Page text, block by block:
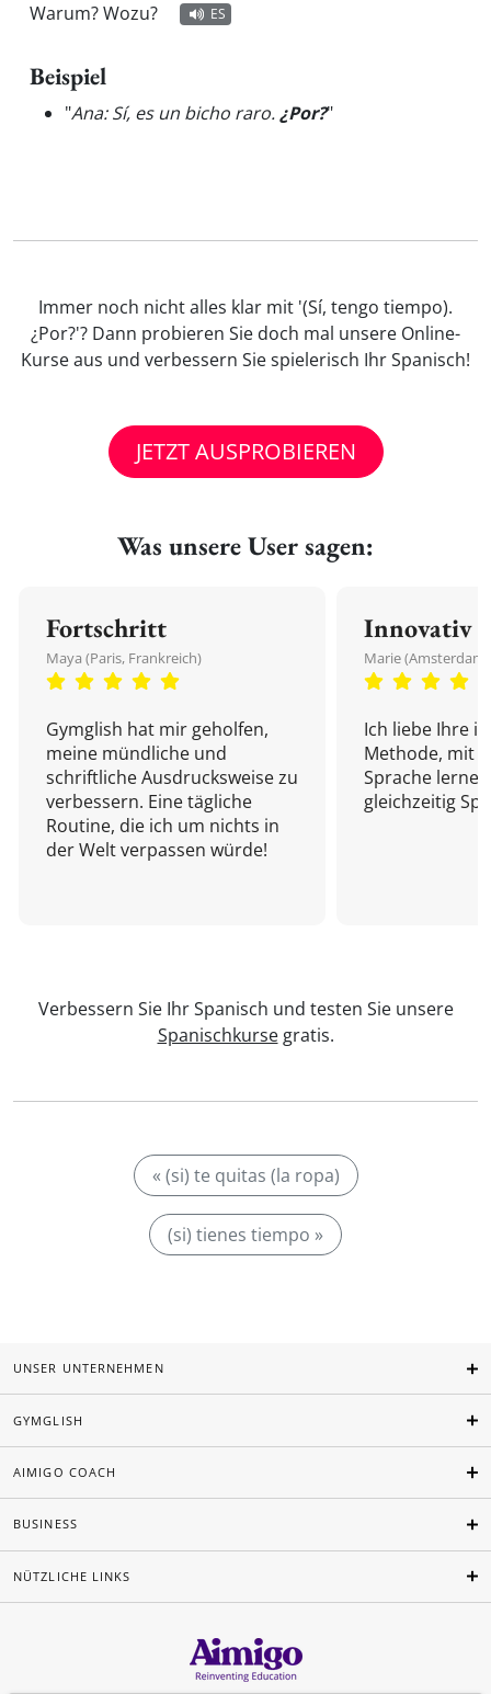
Warum? Wozu?
ES
Beispiel
"Ana: Sí, es un bicho raro.¿Por?"
Immer noch nicht alles klar mit '(Sí, tengo tiempo).
¿Por?'? Dann probieren Sie doch mal unsere Online-
Kurse aus und verbessern Sie spielerisch Ihr Spanisch!
JETZT AUSPROBIEREN
Was unsere User sagen:
Fortschritt
Maya (Paris, Frankreich)
Gymglish hat mir geholfen,
meine mündliche und
schriftliche Ausdrucksweise zu
verbessern. Eine tägliche
Routine, die ich um nichts in
der Welt verpassen würde!
Innovativ
Marie
Ich liebe Ihre
Methode, mit
Sprache
gleichzeitig
Verbessern Sie Ihr Spanisch und testen Sie unsere
Spanischkursegratis.
« (si) te quitas (la ropa)
(si) tienes tiempo »
UNSER UNTERNEHMEN
GYMGLISH
AIMIGO COACH
BUSINESS
NÜTZLICHE LINKS